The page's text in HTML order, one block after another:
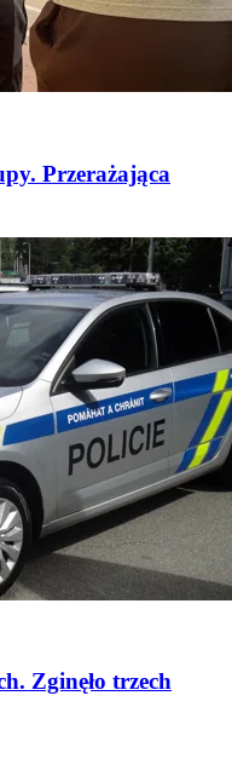
Przerażająca
Zginęło trzech